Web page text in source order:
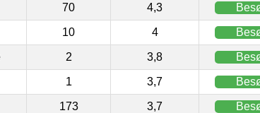
70 4,3
10 4
2 3,8
1 3,7
173 3,7